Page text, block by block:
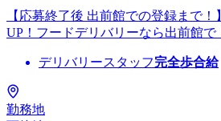
【応募終了後 出前館での登録まで
UP！フードデリバリーなら出前館で
デリバリースタッフ完全歩合給
勤務地